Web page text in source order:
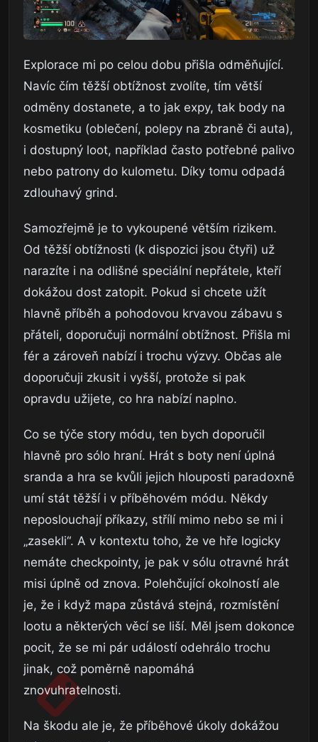
Explorace mi po celou dobu přišla odměňující.
Navíc čím těžší obtížnost zvolíte, tím větší
odměny dostanete, a to jak expy, tak body na
kosmetiku (oblečení, polepy na zbraně či auta),
i dostupný loot, například často potřebné palivo
nebo patrony do kulometu. Díky tomu odpadá
zdlouhavý grind.
Samozřejmě je to vykoupené větším rizikem.
Od těžší obtížnosti (k dispozici jsou čtyři) už
narazíte i na odlišné speciální nepřátele, kteří
dokážou dost zatopit. Pokud si chcete užít
hlavně příběh a pohodovou krvavou zábavu s
přáteli, doporučuji normální obtížnost. Přišla mi
fér a zároveň nabízí i trochu výzvy. Občas ale
doporučuji zkusit i vyšší, protože si pak
opravdu užijete, co hra nabízí naplno.
Co se týče story módu, ten bych doporučil
hlavně pro sólo hraní. Hrát s boty není úplná
sranda a hra se kvůli jejich hlouposti paradoxně
umí stát těžší i v příběhovém módu. Někdy
neposlouchají příkazy, střílí mimo nebo se mi i
„zasekli“. A v kontextu toho, že ve hře logicky
nemáte checkpointy, je pak v sólu otravné hrát
misi úplně od znova. Polehčující okolností ale
je, že i když mapa zůstává stejná, rozmístění
lootu a některých věcí se liší. Měl jsem dokonce
pocit, že se mi pár událostí odehrálo trochu
jinak, což poměrně napomáhá
znovuhratelnosti.
Na škodu ale je, že příběhové úkoly dokážou